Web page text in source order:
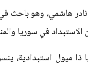
نادر هاشمي، وهو
في سوريا
ذا ميول استبدادية،